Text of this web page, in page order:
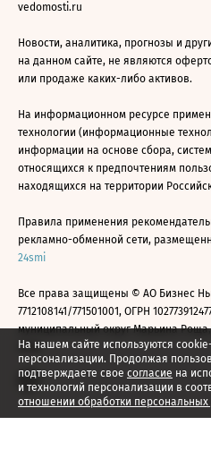
На нашем сайте используются
персонализации. Продолжая
подтверждаете свое согласие на
и технологий персонализации в
отношении обработки
vedomosti.ru
Новости, аналитика, прогнозы и
на данном сайте, не являются
или продаже каких-либо активов.
На информационном ресурсе
технологии (информационные
информации на основе сбора,
относящихся к предпочтениям
находящихся на территории
Правила применения
рекламно-обменной сети,
24smi
Все права защищены © АО Бизнес
7712108141/771501001, ОГРН
муниципальный округ Марьина Роща,
2026